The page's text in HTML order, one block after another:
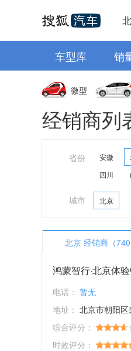
车型库 销
微型
经销商列
省份 安徽
四川
城市 北京
北京 经销商（740
鸿蒙智行·北京体
电话： 暂无
地址： 北京市朝阳区
综合评分：
时效评分：